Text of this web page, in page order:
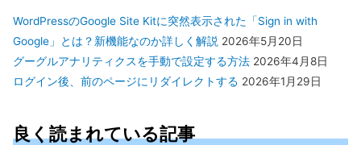
WordPressのGoogle Site Kitに突然表示された「Sign in with
Google」とは？新機能なのか詳しく解説 2026年5月20日
グーグルアナリティクスを手動で設定する方法 2026年4月8日
ログイン後、前のページにリダイレクトする 2026年1月29日
良く読まれている記事